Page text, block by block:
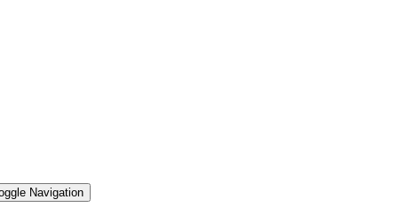
Navigation